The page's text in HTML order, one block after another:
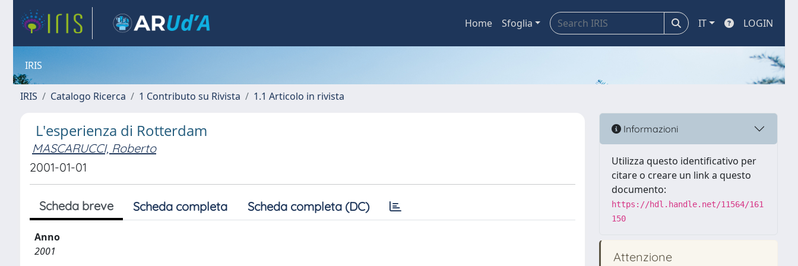
Home Sfoglia IT LOGIN
IRIS
IRIS Catalogo Ricerca 1 Contributo su Rivista 1.1 Articolo in rivista
L'esperienza di Rotterdam
MASCARUCCI, Roberto
2001-01-01
Scheda breve Scheda completa Scheda completa (DC)
Anno
2001
Informazioni
Utilizza questo identificativo per
citare o creare un link a questo
documento:
https://hdl.handle.net/11564/161
150
Attenzione